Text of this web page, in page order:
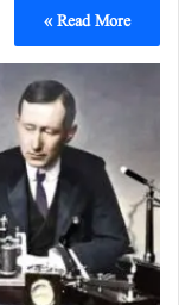
Read More »